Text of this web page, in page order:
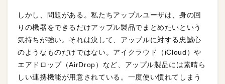
しかし、問題がある。私たちアップルユーザは、身の回
りの機器をできるだけアップル製品でまとめたいという
気持ちが強い。それは決して、アップルに対する忠誠心
のようなものだけではない。アイクラウド（iCloud）や
エアドロップ（AirDrop）など、アップル製品には素晴ら
しい連携機能が用意されている。一度使い慣れてしまう